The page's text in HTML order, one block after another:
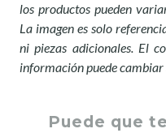
los productos pueden
La imagen es solo
ni piezas adicionales. El
información puede
Puede que